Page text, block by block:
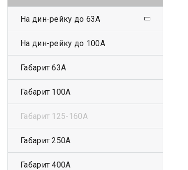
На дин-рейку до 63А
На дин-рейку до 100А
Габарит 63А
Габарит 100А
Габарит 125-160А
Габарит 250А
Габарит 400А